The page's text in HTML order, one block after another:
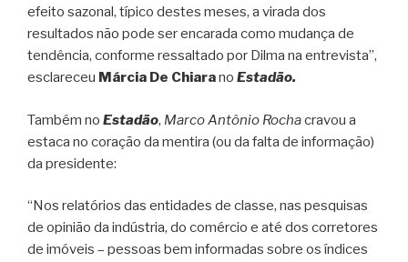
efeito sazonal, típico destes meses, a virada dos
resultados não pode ser encarada como mudança de
tendência, conforme ressaltado por Dilma na entrevista”,
esclareceu Márcia De Chiarano Estadão.
Também no Estadão, Marco Antônio Rochacravou a
estaca no coração da mentira (ou da falta de informação)
da presidente:
“Nos relatórios das entidades de classe, nas pesquisas
de opinião da indústria, do comércio e até dos corretores
de imóveis – pessoas bem informadas sobre os índices